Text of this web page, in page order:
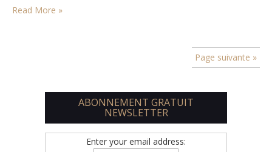
Read More »
Page suivante »
ABONNEMENT GRATUIT
NEWSLETTER
Enter your email address: